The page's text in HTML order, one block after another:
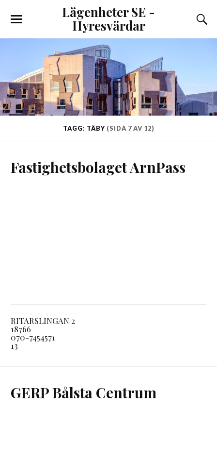
Lägenheter SE -
Hyresvärdar
TAGG: TÄBY (SIDA 7 AV 12)
Fastighetsbolaget ArnPass
RITARSLINGAN 2
18766
070-7454571
13
GERP Bålsta Centrum